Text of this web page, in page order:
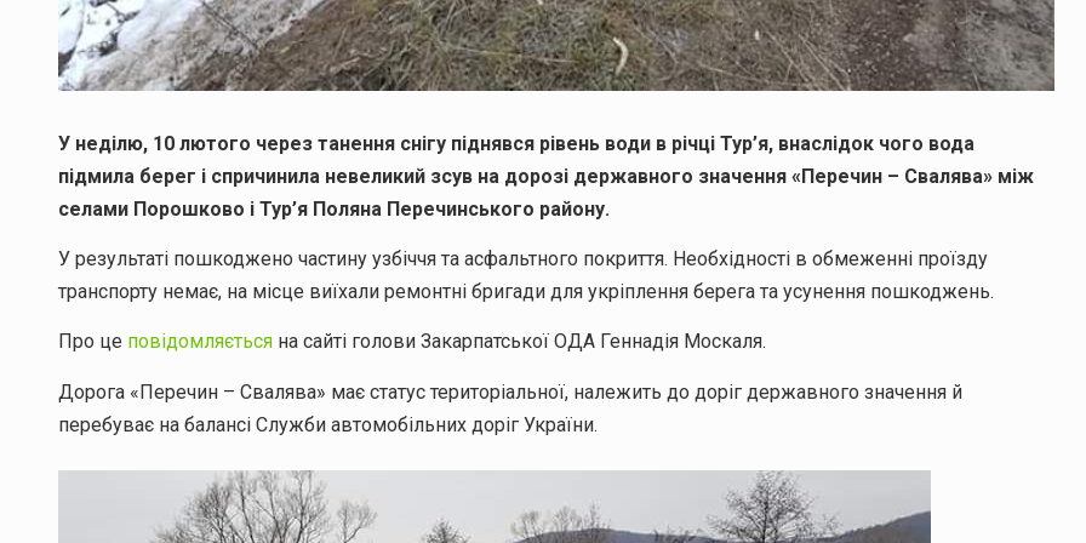
У неділю, 10 лютого через танення снігу піднявся рівень води в річці Тур’я, внаслідок чого вода
підмила берег і спричинила невеликий зсув на дорозі державного значення «Перечин – Свалява» між
селами Порошково і Тур’я Поляна Перечинського району.
У результаті пошкоджено частину узбіччя та асфальтного покриття. Необхідності в обмеженні проїзду
транспорту немає, на місце виїхали ремонтні бригади для укріплення берега та усунення пошкоджень.
Про це повідомляється на сайті голови Закарпатської ОДА Геннадія Москаля.
Дорога «Перечин – Свалява» має статус територіальної, належить до доріг державного значення й
перебуває на балансі Служби автомобільних доріг України.